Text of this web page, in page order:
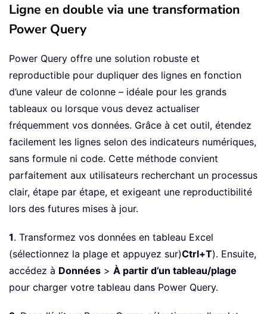
Ligne en double via une transformation
Power Query
Power Query offre une solution robuste et
reproductible pour dupliquer des lignes en fonction
d’une valeur de colonne – idéale pour les grands
tableaux ou lorsque vous devez actualiser
fréquemment vos données. Grâce à cet outil, étendez
facilement les lignes selon des indicateurs numériques,
sans formule ni code. Cette méthode convient
parfaitement aux utilisateurs recherchant un processus
clair, étape par étape, et exigeant une reproductibilité
lors des futures mises à jour.
1. Transformez vos données en tableau Excel
(sélectionnez la plage et appuyez sur)Ctrl+T). Ensuite,
accédez à Données > À partir d’un tableau/plage
pour charger votre tableau dans Power Query.